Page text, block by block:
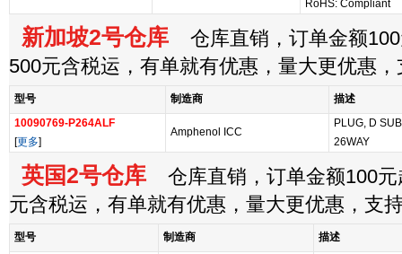
RoHS: Compliant
新加坡2号仓库 仓库直销，订单金额
500元含税运，有单就有优惠，量大更优惠
型号 制造商
描述
10090769-P264ALF
[更多]
Amphenol ICC
PLUG, D
26WAY
英国2号仓库 仓库直销，订单金额100元
元含税运，有单就有优惠，量大更优惠，支
型号 制造商 描述